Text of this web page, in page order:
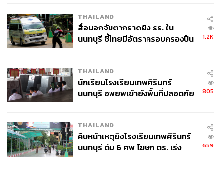
THAILAND
สื่อนอกจับตากราดยิง รร. ใน
นนทบุรี ชี้ไทยมีอัตราครอบครองปืน
1.2K
THAILAND
นักเรียนโรงเรียนเทพศิรินทร์
นนทบุรี อพยพเข้ายังพื้นที่ปลอดภัย
805
THAILAND
คืบหน้าเหตุยิงโรงเรียนเทพศิรินทร์
นนทบุรี ดับ 6 ศพ โฆษก ตร. เร่ง
659